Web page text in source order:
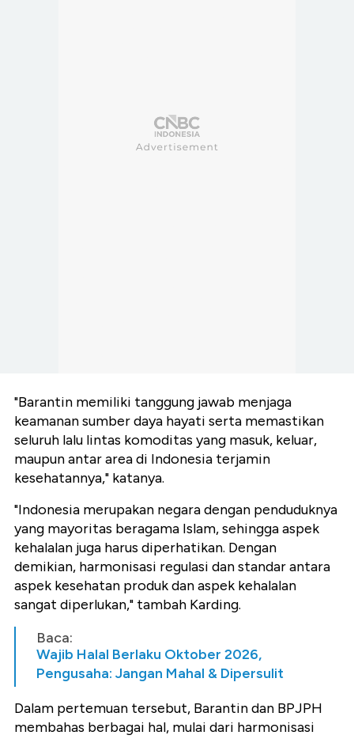
"Barantin memiliki tanggung jawab menjaga
keamanan sumber daya hayati serta memastikan
seluruh lalu lintas komoditas yang masuk, keluar,
maupun antar area di Indonesia terjamin
kesehatannya," katanya.
"Indonesia merupakan negara dengan penduduknya
yang mayoritas beragama Islam, sehingga aspek
kehalalan juga harus diperhatikan. Dengan
demikian, harmonisasi regulasi dan standar antara
aspek kesehatan produk dan aspek kehalalan
sangat diperlukan," tambah Karding.
Baca:
Wajib Halal Berlaku Oktober 2026,
Pengusaha: Jangan Mahal & Dipersulit
Dalam pertemuan tersebut, Barantin dan BPJPH
membahas berbagai hal, mulai dari harmonisasi